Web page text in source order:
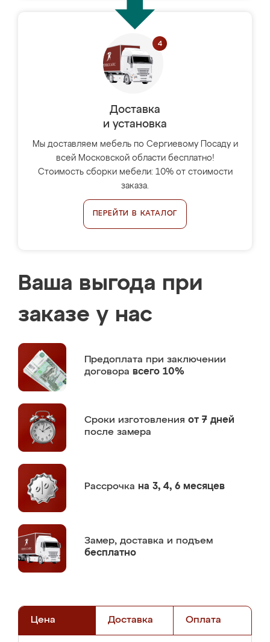
Доставка
и установка
Мы доставляем мебель по Сергиевому Посаду и
всей Московской области бесплатно!
Стоимость сборки мебели: 10% от стоимости
заказа.
ПЕРЕЙТИ В КАТАЛОГ
Ваша выгода при
заказе у нас
Предоплата при заключении
договора всего 10%
Сроки изготовления от 7 дней
после замера
Рассрочка на 3, 4, 6 месяцев
Замер, доставка и подъем
бесплатно
Цена Доставка Оплата